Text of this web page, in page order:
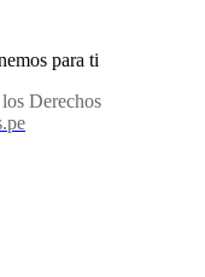
para ti
Derechos